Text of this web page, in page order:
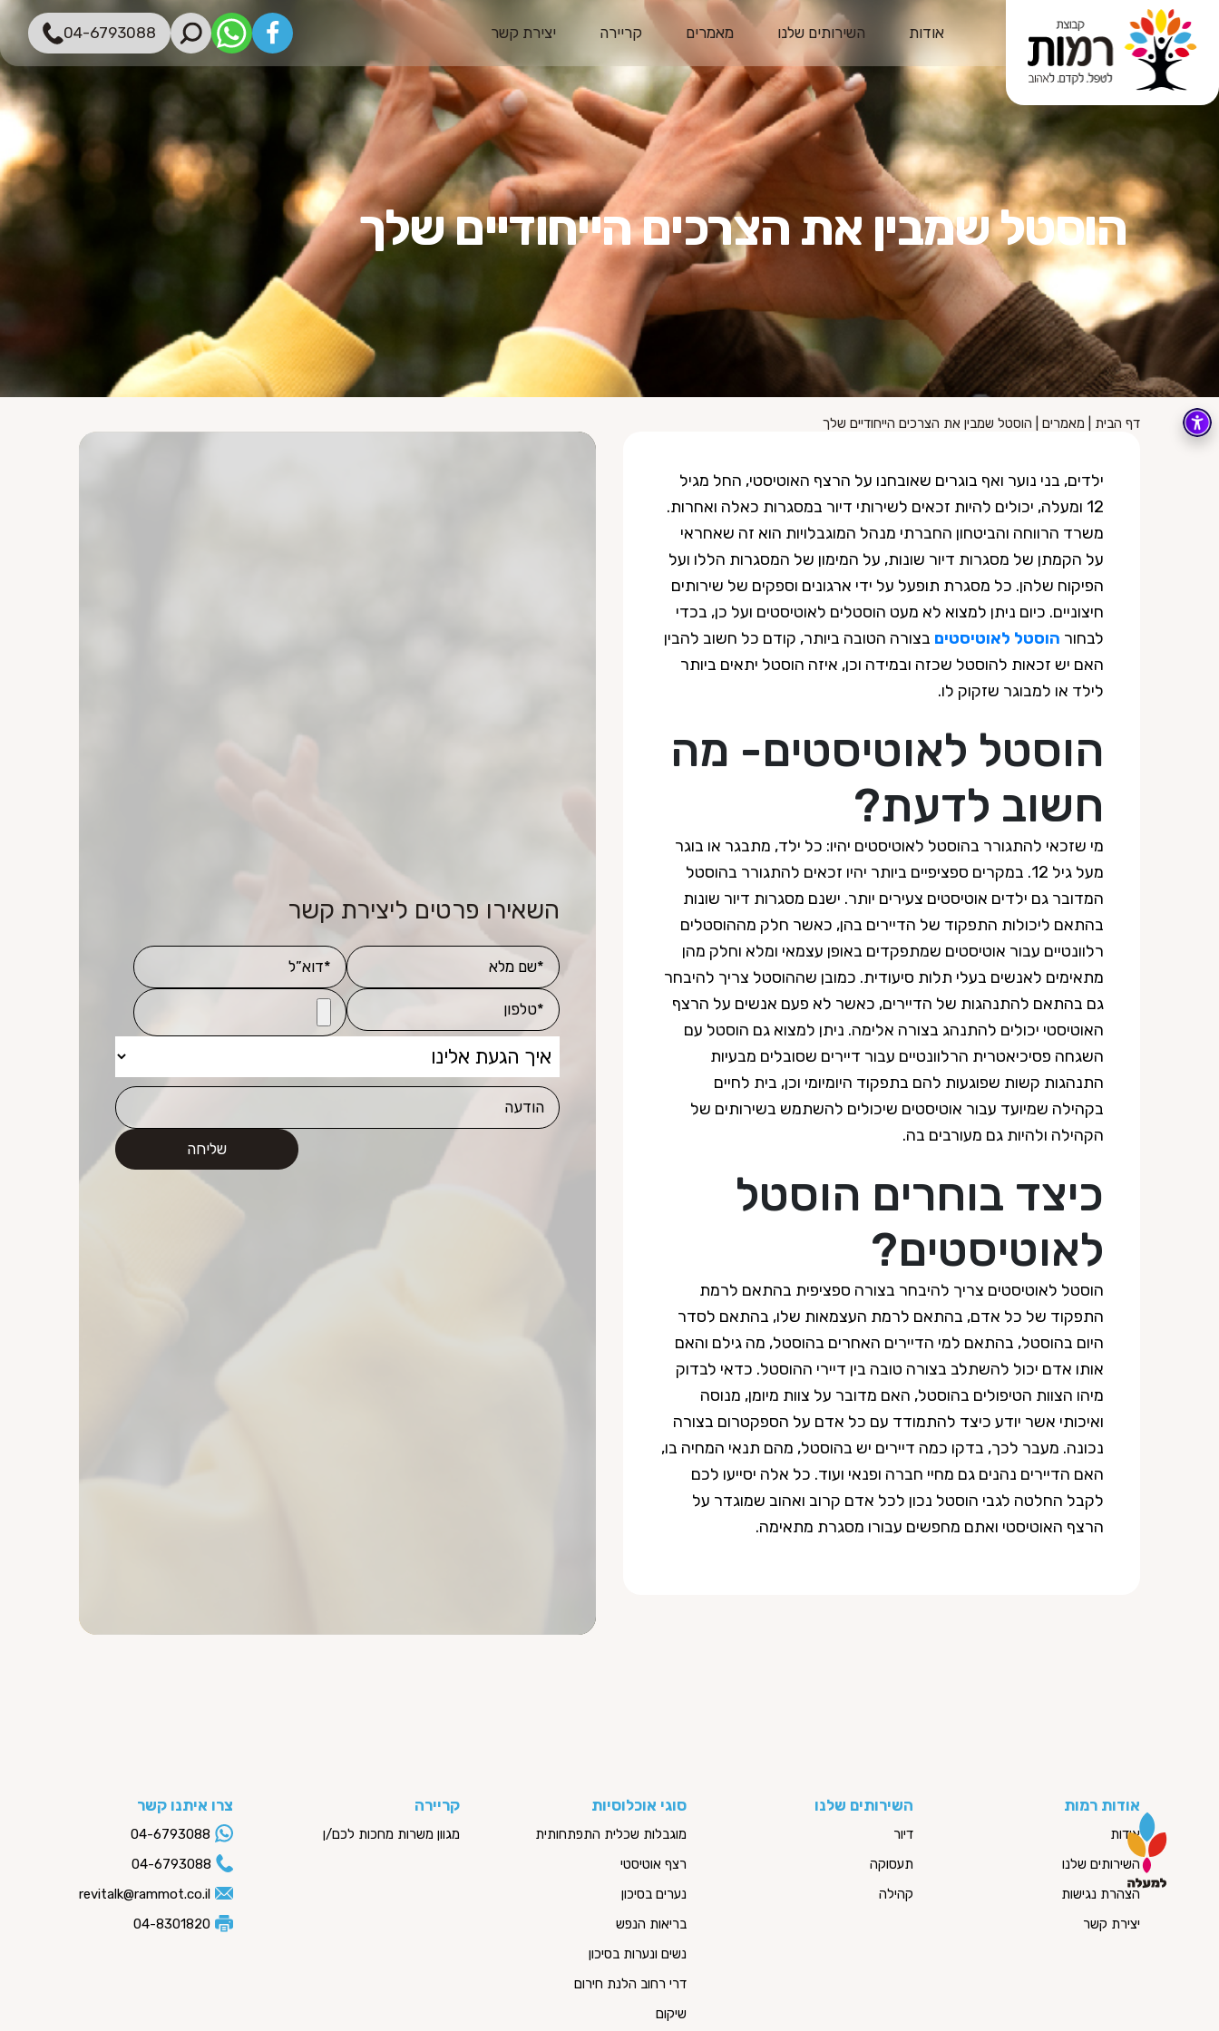
אודות השירותים שלנו מאמרים קריירה יצירת קשר 04-6793088
הוסטל שמבין את הצרכים הייחודיים שלך
דף הבית מאמרים הוסטל שמבין את הצרכים הייחודיים שלך
ילדים, בני נוער ואף בוגרים שאובחנו על הרצף האוטיסטי, החל מגיל
12 ומעלה, יכולים להיות זכאים לשירותי דיור במסגרות כאלה ואחרות.
משרד הרווחה והביטחון החברתי מנהל המוגבלויות הוא זה שאחראי
על הקמתן של מסגרות דיור שונות, על המימון של המסגרות הללו ועל
הפיקוח שלהן. כל מסגרת תופעל על ידי ארגונים וספקים של שירותים
חיצוניים. כיום ניתן למצוא לא מעט הוסטלים לאוטיסטים ועל כן, בכדי
לבחור הוסטל לאוטיסטים בצורה הטובה ביותר, קודם כל חשוב להבין
האם יש זכאות להוסטל שכזה ובמידה וכן, איזה הוסטל יתאים ביותר
לילד או למבוגר שזקוק לו.
הוסטל לאוטיסטים- מה
חשוב לדעת?
מי שזכאי להתגורר בהוסטל לאוטיסטים יהיו: כל ילד, מתבגר או בוגר
מעל גיל 12. במקרים ספציפיים ביותר יהיו זכאים להתגורר בהוסטל
המדובר גם ילדים אוטיסטים צעירים יותר. ישנם מסגרות דיור שונות
בהתאם ליכולות התפקוד של הדיירים בהן, כאשר חלק מההוסטלים
רלוונטיים עבור אוטיסטים שמתפקדים באופן עצמאי ומלא וחלק מהן
מתאימים לאנשים בעלי תלות סיעודית. כמובן שההוסטל צריך להיבחר
גם בהתאם להתנהגות של הדיירים, כאשר לא פעם אנשים על הרצף
האוטיסטי יכולים להתנהג בצורה אלימה. ניתן למצוא גם הוסטל עם
השגחה פסיכיאטרית הרלוונטיים עבור דיירים שסובלים מבעיות
התנהגות קשות שפוגעות להם בתפקוד היומיומי וכן, בית לחיים
בקהילה שמיועד עבור אוטיסטים שיכולים להשתמש בשירותים של
הקהילה ולהיות גם מעורבים בה.
כיצד בוחרים הוסטל
לאוטיסטים?
הוסטל לאוטיסטים צריך להיבחר בצורה ספציפית בהתאם לרמת
התפקוד של כל אדם, בהתאם לרמת העצמאות שלו, בהתאם לסדר
היום בהוסטל, בהתאם למי הדיירים האחרים בהוסטל, מה גילם והאם
אותו אדם יכול להשתלב בצורה טובה בין דיירי ההוסטל. כדאי לבדוק
מיהו הצוות הטיפולים בהוסטל, האם מדובר על צוות מיומן, מנוסה
ואיכותי אשר יודע כיצד להתמודד עם כל אדם על הספקטרום בצורה
נכונה. מעבר לכך, בדקו כמה דיירים יש בהוסטל, מהם תנאי המחיה בו,
האם הדיירים נהנים גם מחיי חברה ופנאי ועוד. כל אלה יסייעו לכם
לקבל החלטה לגבי הוסטל נכון לכל אדם קרוב ואהוב שמוגדר על
הרצף האוטיסטי ואתם מחפשים עבורו מסגרת מתאימה.
השאירו פרטים ליצירת קשר
אודות רמות
אודות
השירותים שלנו
הצהרת נגישות
יצירת קשר
השירותים שלנו
דיור
תעסוקה
קהילה
סוגי אוכלוסיות
מוגבלות שכלית התפתחותית
רצף אוטיסטי
נערים בסיכון
בריאות הנפש
נשים ונערות בסיכון
דרי רחוב הלנת חירום
שיקום
קריירה
מגוון משרות מחכות לכם/ן
צרו איתנו קשר
04-6793088
04-6793088
revitalk@rammot.co.il
04-8301820